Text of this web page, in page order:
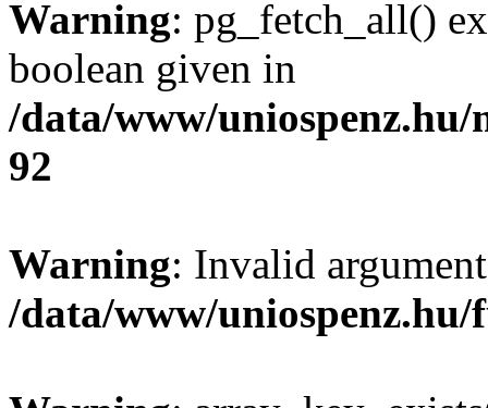
Warning: pg_fetch_all()
boolean given in
/data/www/uniospenz.hu/
92
Warning: Invalid
/data/www/